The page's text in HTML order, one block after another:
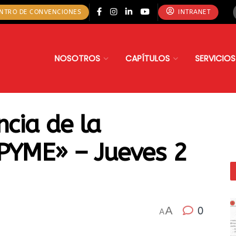
DE CONVENCIONES INTRANET
NOSOTROS CAPÍTULOS SERVICIOS
de la
– Jueves 2
AA 0